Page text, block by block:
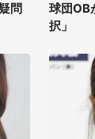
問
球団OB
択」